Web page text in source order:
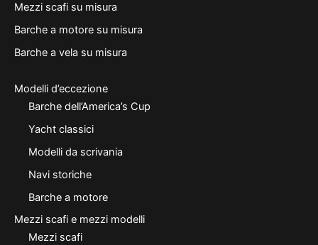
Mezzi scafi su misura
Barche a motore su misura
Barche a vela su misura
Modelli d’eccezione
Barche dell’America’s Cup
Yacht classici
Modelli da scrivania
Navi storiche
Barche a motore
Mezzi scafi e mezzi modelli
Mezzi scafi